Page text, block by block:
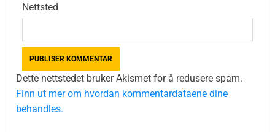
Nettsted
Dette nettstedet bruker Akismet for å redusere spam.
Finn ut mer om hvordan kommentardataene dine
behandles.